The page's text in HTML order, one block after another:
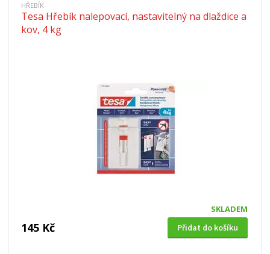
HŘEBÍK
Tesa Hřebík nalepovací, nastavitelný na dlaždice a
kov, 4 kg
SKLADEM
145 Kč Přidat do košíku